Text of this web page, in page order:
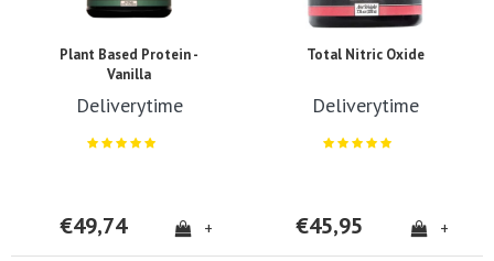
Plant Based Protein -
Vanilla
Deliverytime
€49,74 +
Total Nitric Oxide
Deliverytime
€45,95 +